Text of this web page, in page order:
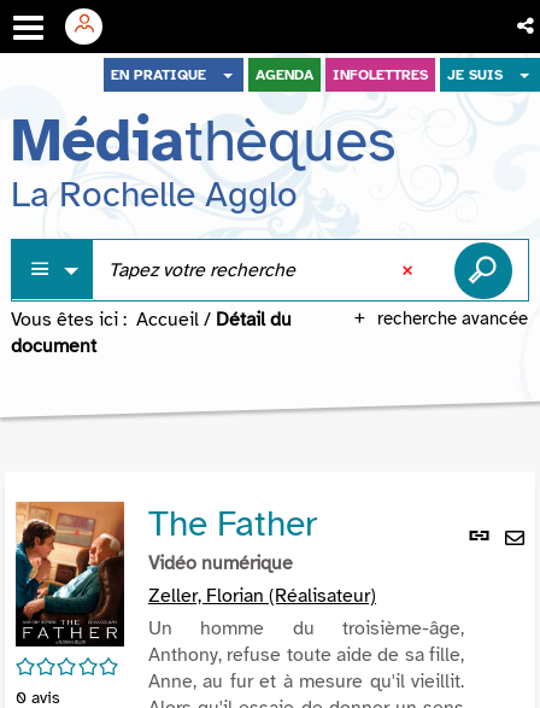
menu
contenu
recherche
EN PRATIQUE AGENDA INFOLETTRES JE SUIS
Médiathèques
La Rochelle Agglo
recherche avancée
Vous êtes ici : Accueil / Détail du
document
Lien
/5
0 avis
The Father
Vidéo numérique
Zeller, Florian (Réalisateur)
Un homme du troisième-âge,
Anthony, refuse toute aide de sa fille,
Anne, au fur et à mesure qu'il vieillit.